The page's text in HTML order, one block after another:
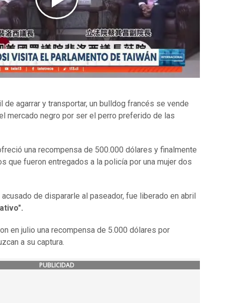
de agarrar y transportar, un bulldog francés se vende
mercado negro por ser el perro preferido de las
una recompensa de 500.000 dólares y finalmente
que fueron entregados a la policía por una mujer dos
de dispararle al paseador, fue liberado en abril
en julio una recompensa de 5.000 dólares por
a su captura.
PUBLICIDAD